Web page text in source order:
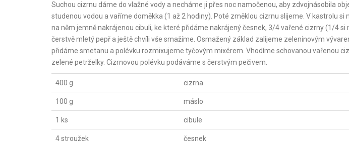
Suchou cizrnu dáme do vlažné vody a necháme ji přes noc namočenou, aby zdvojnásobila
studenou vodou a vaříme doměkka (1 až 2 hodiny). Poté změklou cizrnu slijeme. V kastrolu
na něm jemně nakrájenou cibuli, ke které přidáme nakrájený česnek, 3/4 vařené cizrny (1/4 si
čerstvě mletý pepř a ještě chvíli vše smažíme. Osmažený základ zalijeme zeleninovým
přidáme smetanu a polévku rozmixujeme tyčovým mixérem. Vhodíme schovanou vařenou
zelené petrželky. Cizrnovou polévku podáváme s čerstvým pečivem.
400 g cizrna
100 g máslo
1 ks cibule
4 stroužek česnek